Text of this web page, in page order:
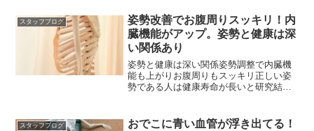
スタッフブログ
姿勢改善でお腹周りスッキリ！内
臓機能がアップ。姿勢と健康は深
い関係あり
姿勢と健康は深い関係姿勢調整で内臓機
能も上がりお腹周りもスッキリ正しい姿
勢である人は健康寿命が長いと研究結果
スタッフブログ
おでこに青い血管が浮き出てる！